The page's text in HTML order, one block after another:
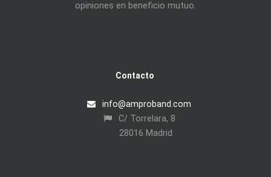
opiniones en beneficio mutuo.
Contacto
info@amproband.com
C/ Torrelara, 8
28016 Madrid